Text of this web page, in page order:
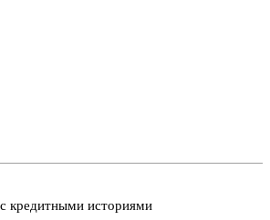
кредитными историями